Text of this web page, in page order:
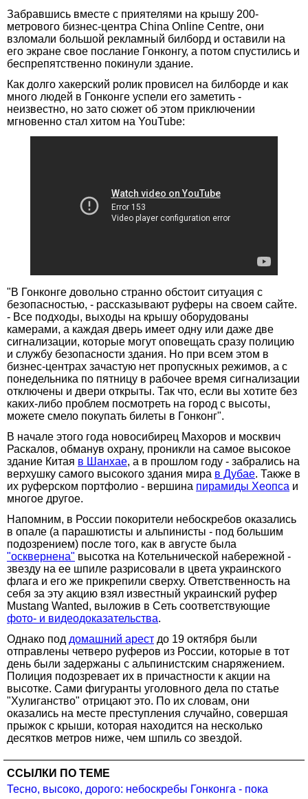
Забравшись вместе с приятелями на крышу 200-
метрового бизнес-центра China Online Centre, они
взломали большой рекламный билборд и оставили на
его экране свое послание Гонконгу, а потом спустились и
беспрепятственно покинули здание.
Как долго хакерский ролик провисел на билборде и как
много людей в Гонконге успели его заметить -
неизвестно, но зато сюжет об этом приключении
мгновенно стал хитом на YouTube:
"В Гонконге довольно странно обстоит ситуация с
безопасностью, - рассказывают руферы на своем сайте.
- Все подходы, выходы на крышу оборудованы
камерами, а каждая дверь имеет одну или даже две
сигнализации, которые могут оповещать сразу полицию
и службу безопасности здания. Но при всем этом в
бизнес-центрах зачастую нет пропускных режимов, а с
понедельника по пятницу в рабочее время сигнализации
отключены и двери открыты. Так что, если вы хотите без
каких-либо проблем посмотреть на город с высоты,
можете смело покупать билеты в Гонконг".
В начале этого года новосибирец Махоров и москвич
Раскалов, обманув охрану, проникли на самое высокое
здание Китая в Шанхае, а в прошлом году - забрались на
верхушку самого высокого здания мира в Дубае. Также в
их руферском портфолио - вершина пирамиды Хеопса и
многое другое.
Напомним, в России покорители небоскребов оказались
в опале (а парашютисты и альпинисты - под большим
подозрением) после того, как в августе была
"осквернена" высотка на Котельнической набережной -
звезду на ее шпиле разрисовали в цвета украинского
флага и его же прикрепили сверху. Ответственность на
себя за эту акцию взял известный украинский руфер
Mustang Wanted, выложив в Сеть соответствующие
фото- и видеодоказательства.
Однако под домашний арест до 19 октября были
отправлены четверо руферов из России, которые в тот
день были задержаны с альпинистским снаряжением.
Полиция подозревает их в причастности к акции на
высотке. Сами фигуранты уголовного дела по статье
"Хулиганство" отрицают это. По их словам, они
оказались на месте преступления случайно, совершая
прыжок с крыши, которая находится на несколько
десятков метров ниже, чем шпиль со звездой.
ССЫЛКИ ПО ТЕМЕ
Тесно, высоко, дорого: небоскребы Гонконга - пока